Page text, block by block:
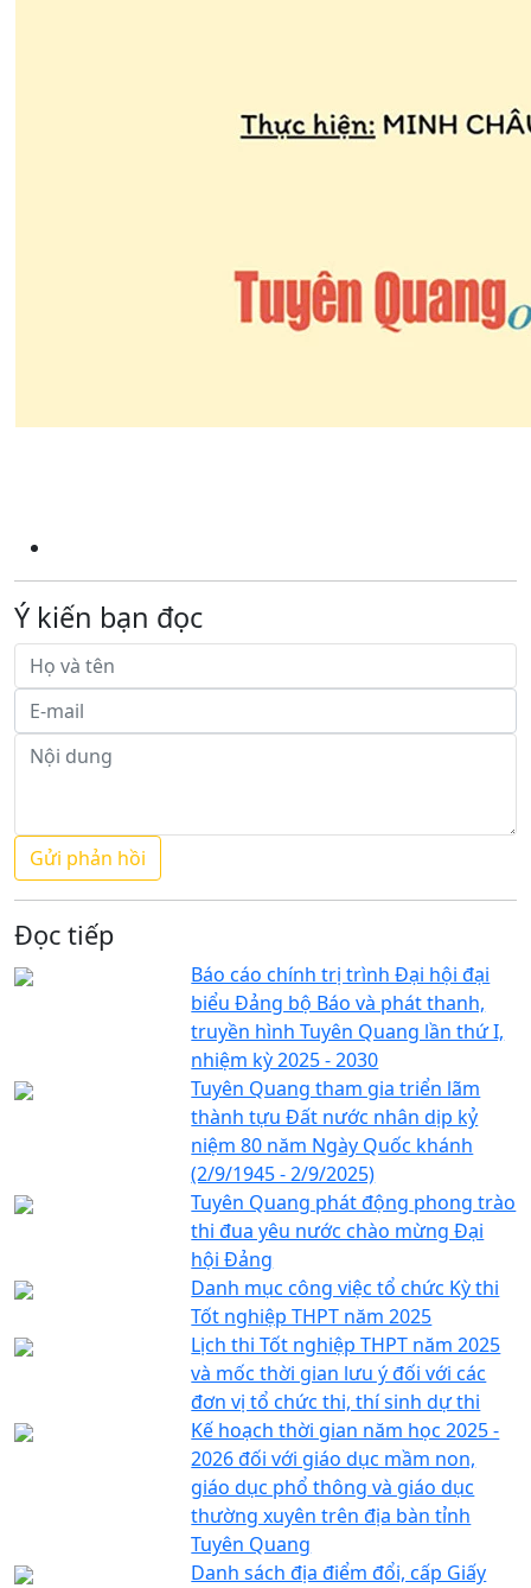
Ý kiến bạn đọc
Đọc tiếp
Báo cáo chính trị trình Đại hội đại
biểu Đảng bộ Báo và phát thanh,
truyền hình Tuyên Quang lần thứ I,
nhiệm kỳ 2025 - 2030
Tuyên Quang tham gia triển lãm
thành tựu Đất nước nhân dịp kỷ
niệm 80 năm Ngày Quốc khánh
(2/9/1945 - 2/9/2025)
Tuyên Quang phát động phong trào
thi đua yêu nước chào mừng Đại
hội Đảng
Danh mục công việc tổ chức Kỳ thi
Tốt nghiệp THPT năm 2025
Lịch thi Tốt nghiệp THPT năm 2025
và mốc thời gian lưu ý đối với các
đơn vị tổ chức thi, thí sinh dự thi
Kế hoạch thời gian năm học 2025 -
2026 đối với giáo dục mầm non,
giáo dục phổ thông và giáo dục
thường xuyên trên địa bàn tỉnh
Tuyên Quang
Danh sách địa điểm đổi, cấp Giấy